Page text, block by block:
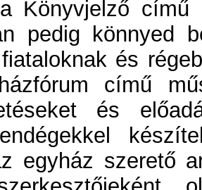
Könyvjelző című
pedig könnyed
és
című
és
egyház szerető